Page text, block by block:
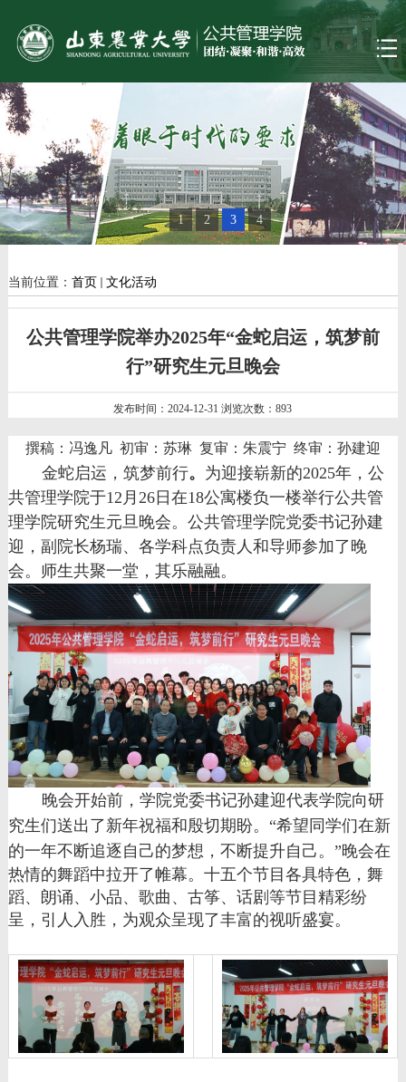
1 2 3 4
当前位置： 首页 文化活动
公共管理学院举办2025年“金蛇启运，筑梦前
行”研究生元旦晚会
发布时间：2024-12-31 浏览次数：893
撰稿：冯逸凡 初审：苏琳 复审：朱震宁 终审：孙建迎
金蛇启运，筑梦前行。 为迎接崭新的2025年， 公
共管理学院于12月26日在18公寓楼负一楼举行公共管
理学院研究生元旦晚会。公共管理学院党委书记孙建
迎，副院长杨瑞、各学科点负责人和导师参加了晚
会。 师生共聚一堂，其乐融融。
晚会开始前， 学院党委书记孙建迎代表学院向研
究生们送出了新年祝福和殷切期盼。 “希望同学们在新
的一年不断追逐自己的梦想，不断提升自己。”晚会在
热情的舞蹈中拉开了帷幕。十五个节目各具特色，舞
蹈、朗诵、小品、歌曲、古筝、话剧等节目精彩纷
呈，引人入胜，为观众呈现了丰富的视听盛宴。